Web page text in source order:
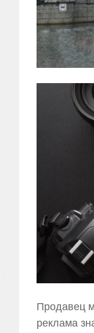
Продавец
реклама